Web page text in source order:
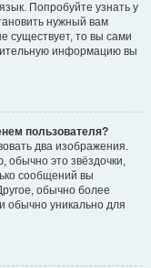
Попробуйте узнать у
нужный вам
существует, то вы сами
информацию вы
пользователя?
два изображения.
обычно это звёздочки,
сообщений вы
обычно более
обычно уникально для